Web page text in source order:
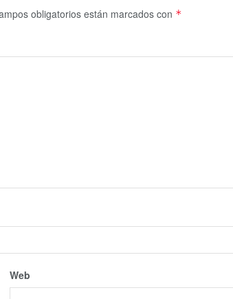
obligatorios están marcados con *
Web